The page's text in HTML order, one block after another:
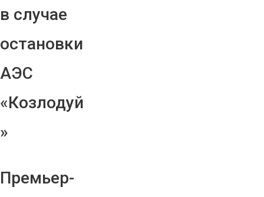
в случае
остановки
АЭС
«Козлодуй
»
Премьер-